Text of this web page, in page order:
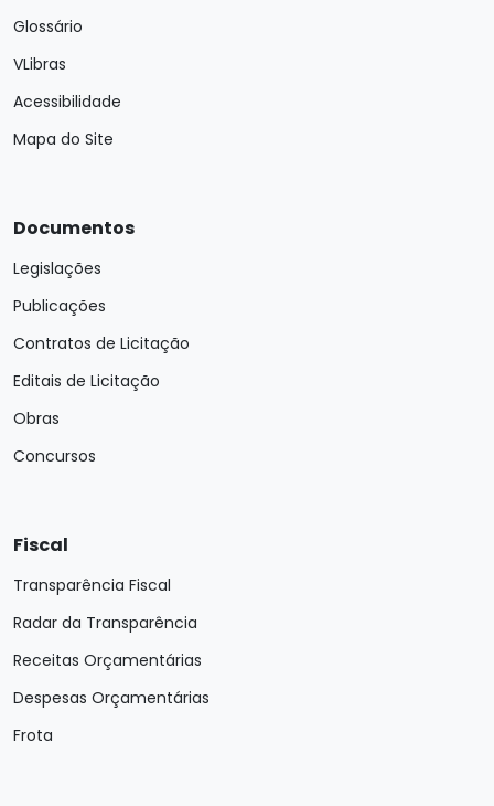
Glossário
VLibras
Acessibilidade
Mapa do Site
Documentos
Legislações
Publicações
Contratos de Licitação
Editais de Licitação
Obras
Concursos
Fiscal
Transparência Fiscal
Radar da Transparência
Receitas Orçamentárias
Despesas Orçamentárias
Frota